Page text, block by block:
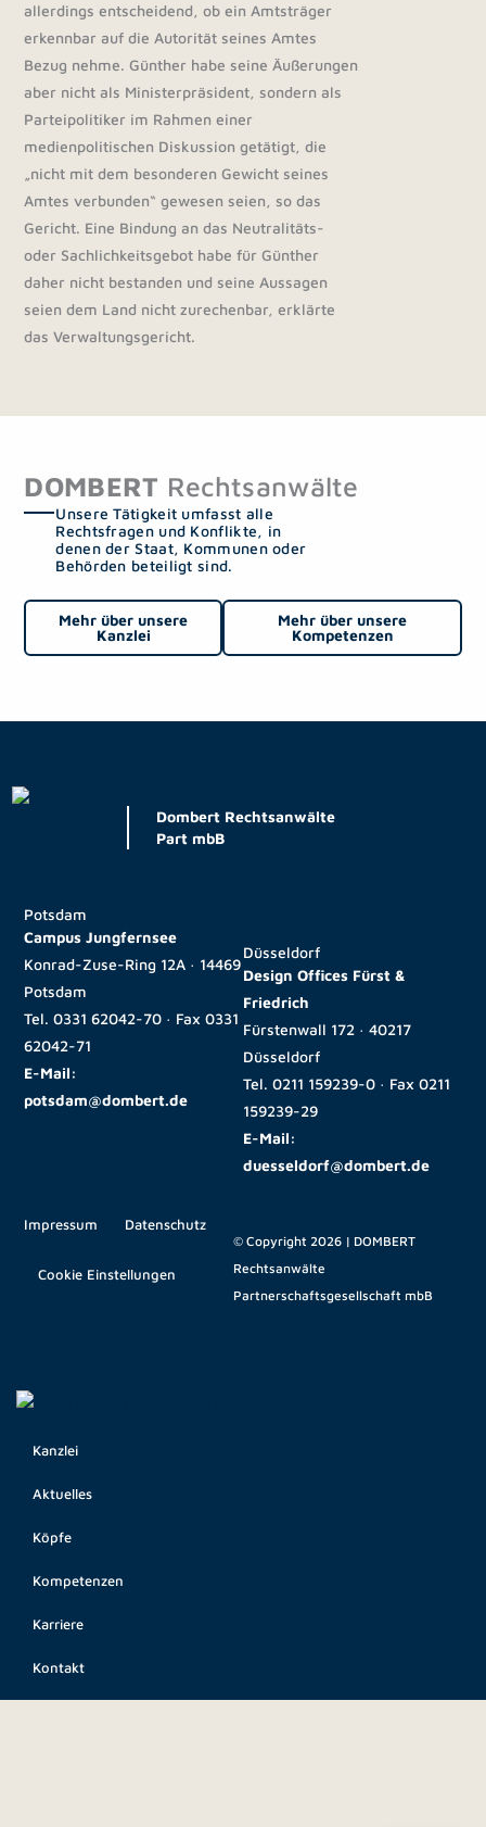
allerdings entscheidend, ob ein Amtsträger
erkennbar auf die Autorität seines Amtes
Bezug nehme. Günther habe seine Äußerungen
aber nicht als Ministerpräsident, sondern als
Parteipolitiker im Rahmen einer
medienpolitischen Diskussion getätigt, die
„nicht mit dem besonderen Gewicht seines
Amtes verbunden“ gewesen seien, so das
Gericht. Eine Bindung an das Neutralitäts-
oder Sachlichkeitsgebot habe für Günther
daher nicht bestanden und seine Aussagen
seien dem Land nicht zurechenbar, erklärte
das Verwaltungsgericht.
DOMBERT Rechtsanwälte
Unsere Tätigkeit umfasst alle
Rechtsfragen und Konflikte, in
denen der Staat, Kommunen oder
Behörden beteiligt sind.
Mehr über unsere
Kanzlei
Mehr über unsere
Kompetenzen
Dombert Rechtsanwälte
Part mbB
Potsdam
Campus Jungfernsee
Konrad-Zuse-Ring 12A · 14469
Potsdam
Tel.0331 62042-70 · Fax0331
62042-71
E-Mail:
potsdam@dombert.de
Düsseldorf
Design Offices Fürst &
Friedrich
Fürstenwall 172 · 40217
Düsseldorf
Tel. 0211 159239-0 · Fax 0211
159239-29
E-Mail:
duesseldorf@dombert.de
Impressum Datenschutz
Cookie Einstellungen
© Copyright 2026 | DOMBERT
Rechtsanwälte
Partnerschaftsgesellschaft mbB
Kanzlei
Aktuelles
Köpfe
Kompetenzen
Karriere
Kontakt